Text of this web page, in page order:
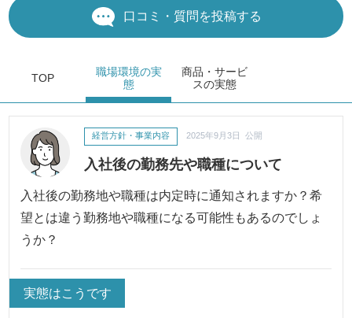
口コミ・質問を投稿する
TOP
商品・サービ
スの実態
職場環境の実
態
入社後の勤務先や職種について
経営方針・事業内容 2025年9月3日 公開
入社後の勤務地や職種は内定時に通知されますか？希
望とは違う勤務地や職種になる可能性もあるのでしょ
うか？
実態はこうです